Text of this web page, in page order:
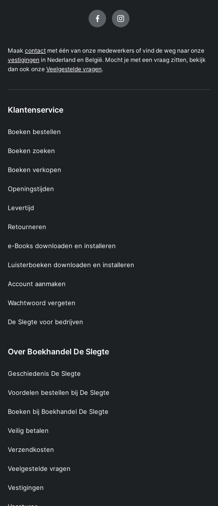
Maak contact met één van onze medewerkers of vind de weg naar onze
vestigingen in Nederland en België. Mocht je met een vraag zitten, bekijk
dan ook onze Veelgestelde vragen.
Klantenservice
Boeken bestellen
Boeken zoeken
Boeken verkopen
Openingstijden
Levertijd
Retourneren
e-Books downloaden en installeren
Luisterboeken downloaden en installeren
Account aanmaken
Wachtwoord vergeten
De Slegte voor bedrijven
Over Boekhandel De Slegte
Geschiedenis De Slegte
Voordelen bestellen bij De Slegte
Boeken bij Boekhandel De Slegte
Veilig betalen
Verzendkosten
Veelgestelde vragen
Vestigingen